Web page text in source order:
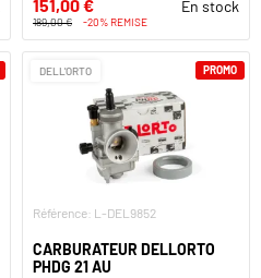
151,00 € En stock
189,00 € -20% REMISE
DELL'ORTO
Référence: L-DEL9852
CARBURATEUR DELLORTO
PHDG 21 AU
PROMO